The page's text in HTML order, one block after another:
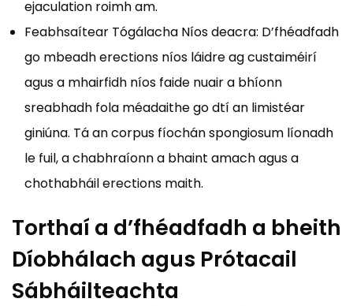
ejaculation roimh am.
Feabhsaítear Tógálacha Níos deacra: D’fhéadfadh
go mbeadh erections níos láidre ag custaiméirí
agus a mhairfidh níos faide nuair a bhíonn
sreabhadh fola méadaithe go dtí an limistéar
giniúna. Tá an corpus fíochán spongiosum líonadh
le fuil, a chabhraíonn a bhaint amach agus a
chothabháil erections maith.
Torthaí a d’fhéadfadh a bheith
Díobhálach agus Prótacail
Sábháilteachta